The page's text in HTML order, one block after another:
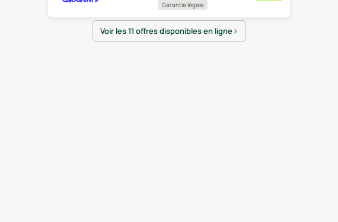
Garantie légale
Voir les 11 offres disponibles en ligne